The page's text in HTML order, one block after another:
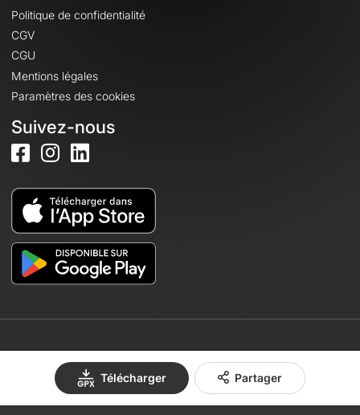
Télécharger Partager
Politique de confidentialité
CGV
CGU
Mentions légales
Paramètres des cookies
Suivez-nous
© 2026 OpenRunner - Version 7.31.3